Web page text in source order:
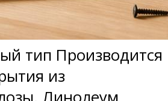
тип Производится
из